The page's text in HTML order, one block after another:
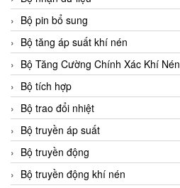
Bộ pin bổ sung
Bộ tăng áp suất khí nén
Bộ Tăng Cường Chính Xác Khí Nén
Bộ tích hợp
Bộ trao đổi nhiệt
Bộ truyền áp suất
Bộ truyền động
Bộ truyền động khí nén